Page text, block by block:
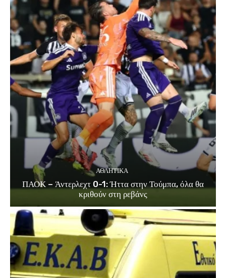
ΑΘΛΗΤΙΚΑ
ΠΑΟΚ – Άντερλεχτ 0-1: Ήττα στην Τούμπα, όλα θα
κριθούν στη ρεβάνς